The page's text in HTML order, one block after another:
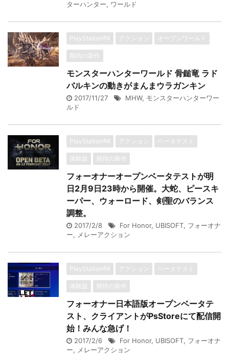
ターハンター, ワールド
PlayStation®4 アクション オープンワールド
期待の新作
モンスターハンターワールド 骨鎚竜 ラド
バルキンの動きがまんまウラガンキン
2017/11/27 MHW, モンスターハンターワー
ルド
PlayStation®4 アクション ベータテスト
体験版 期待の新作
フォーオナーオープンベータテストが明
日2月9日23時から開催。大蛇、ピースキ
ーパー、ウォーロード、剣聖のバランス
調整。
2017/2/8 For Honor, UBISOFT, フォーオナ
ー, メレーアクション
PlayStation®4 アクション ベータテスト
体験版 期待の新作
フォーオナー日本語版オープンベータテ
スト、クライアントがPsStoreにて配信開
始！みんな急げ！
2017/2/6 For Honor, UBISOFT, フォーオナ
ー, メレーアクション